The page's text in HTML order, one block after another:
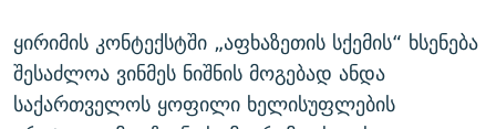
ყირიმის კონტექსტში „აფხაზეთის სქემის“ ხსენება
შესაძლოა ვინმეს ნიშნის მოგებად ანდა
საქართველოს ყოფილი ხელისუფლების